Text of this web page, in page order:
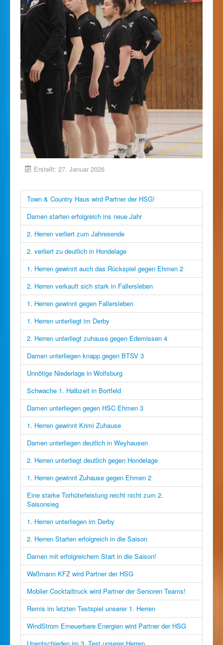
Erstellt: 27. Januar 2026
Town & Country Haus wird Partner der HSG!
Damen starten erfolgreich ins neue Jahr
2. Herren verliert zum Jahresende
2. verliert zu deutlich in Hondelage
1. Herren gewinnt auch das Rückspiel gegen Ehmen 2
2. Herren verkauft sich stark in Fallersleben
1. Herren gewinnt gegen Fallersleben
1. Herren unterliegt im Derby
2. Herren unterliegt zuhause gegen Edemissen 4
Damen unterliegen knapp gegen BTSV 3
Unnötige Niederlage in Wolfsburg
Schwache 1. Halbzeit in Bortfeld
Damen unterliegen gegen HSC Ehmen 3
1. Herren gewinnt Krimi Zuhause
Damen unterliegen deutlich in Weyhausen
2. Herren unterliegt deutlich gegen Hondelage
1. Herren gewinnt Zuhause gegen Ehmen 2
Eine starke Torhüterleistung reicht nicht zum 2.
Saisonsieg
1. Herren unterliegen im Derby
2. Herren Starten erfolgreich in die Saison
Damen mit erfolgreichem Start in die Saison!
Waßmann KFZ wird Partner der HSG
Mobiler Cocktailtruck wird Partner der Senioren Teams!
Remis im letzten Testspiel unserer 1. Herren
WindStrom Erneuerbare Energien wird Partner der HSG